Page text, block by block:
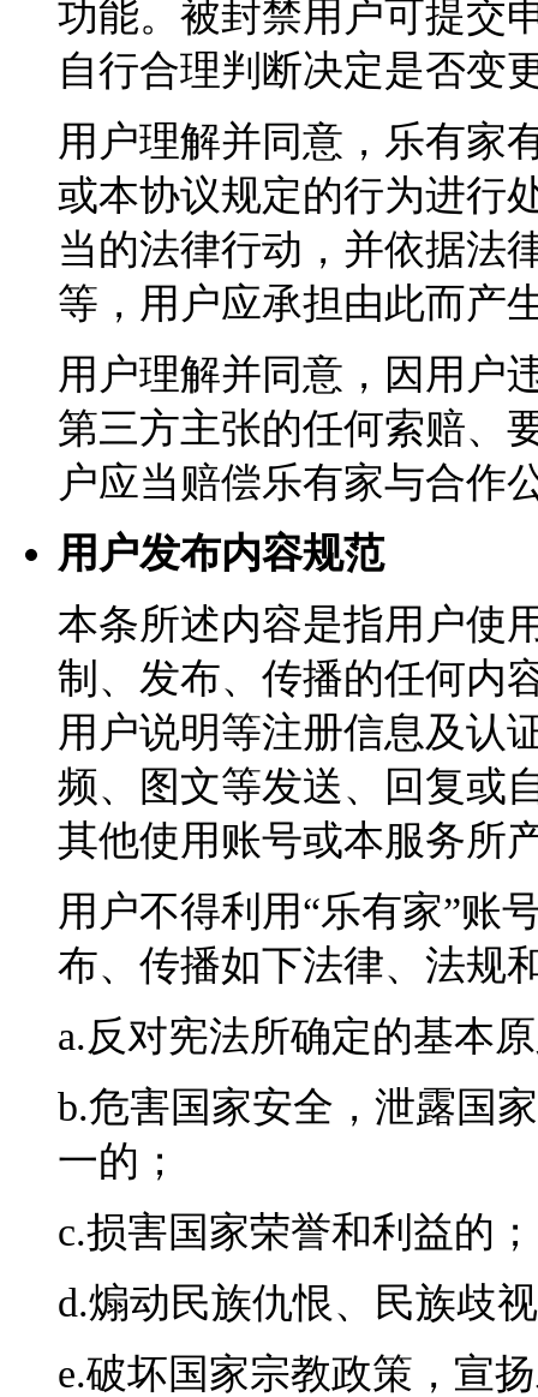
功能。被封禁用户可提交
自行合理判断决定是否变
用户理解并同意，乐有家
或本协议规定的行为进行
当的法律行动，并依据法
等，用户应承担由此而产
用户理解并同意，因用户
第三方主张的任何索赔、
户应当赔偿乐有家与合作
用户发布内容规范
本条所述内容是指用户使
制、发布、传播的任何内
用户说明等注册信息及认
频、图文等发送、回复或
其他使用账号或本服务所
用户不得利用“乐有家”账
布、传播如下法律、法规
a.反对宪法所确定的基本
b.危害国家安全，泄露国
一的；
c.损害国家荣誉和利益的；
d.煽动民族仇恨、民族歧
e.破坏国家宗教政策，宣